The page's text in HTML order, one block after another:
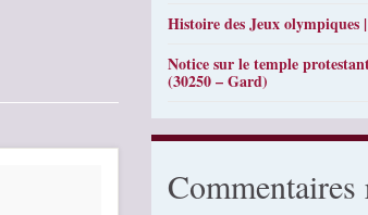
Histoire des Jeux olympiques
Notice sur le temple
(30250 – Gard)
Commentaires